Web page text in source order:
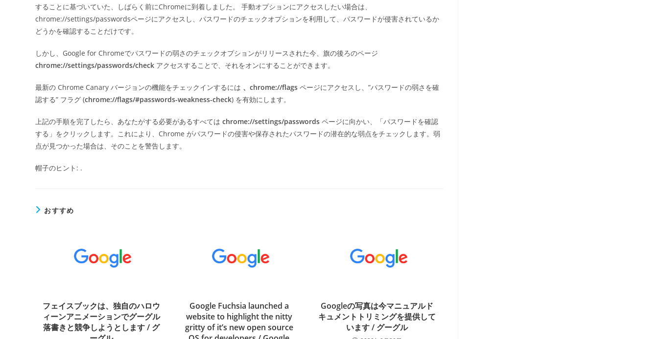
することに基づいていた、しばらく前にChromeに到着しました。 手動オプションにアクセスしたい場合は、
chrome://settings/passwordsページにアクセスし、パスワードのチェックオプションを利用して、パスワードが侵害されているか
どうかを確認することだけです。
しかし、Google for Chromeでパスワードの弱さのチェックオプションがリリースされた今、旗の後ろのページ
chrome://settings/passwords/check アクセスすることで、それをオンにすることができます。
最新の Chrome Canary バージョンの機能をチェックインするには 、chrome://flags ページにアクセスし、”パスワードの弱さを確
認する” フラグ (chrome://flags/#passwords-weakness-check) を有効にします。
上記の手順を完了したら、あなたがする必要があるすべては chrome://settings/passwords ページに向かい、「パスワードを確認
する」をクリックします。これにより、Chrome がパスワードの侵害や保存されたパスワードの潜在的な弱点をチェックします。弱
点が見つかった場合は、そのことを警告します。
帽子のヒント: .
おすすめ
フェイスブックは、独自のハロウ
ィーンアニメーションでグーグル
落書きと競争しようとします / グ
Google Fuchsia launched a
website to highlight the nitty
gritty of it’s new open source
Googleの写真は今マニュアルド
キュメントトリミングを提供して
います / グーグル